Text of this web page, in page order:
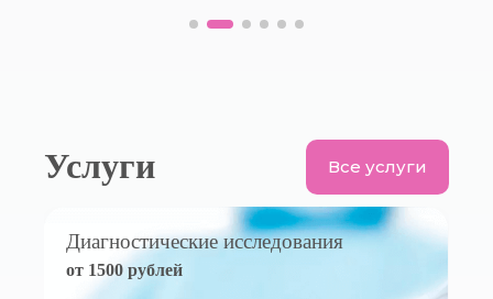
Услуги Все услуги
Диагностические исследования
от 1500 рублей